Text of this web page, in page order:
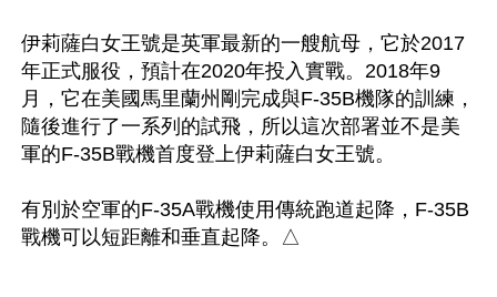
伊莉薩白女王號是英軍最新的一艘航母，它於2017
年正式服役，預計在2020年投入實戰。2018年9
月，它在美國馬里蘭州剛完成與F-35B機隊的訓練，
隨後進行了一系列的試飛，所以這次部署並不是美
軍的F-35B戰機首度登上伊莉薩白女王號。
有別於空軍的F-35A戰機使用傳統跑道起降，F-35B